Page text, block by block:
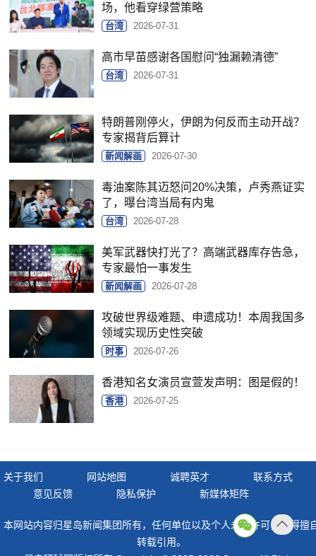
场，他看穿绿营策略
台湾 2026-07-31
高市早苗感谢各国慰问“独漏赖清德”
台湾 2026-07-31
特朗普刚停火，伊朗为何反而主动开战？
专家揭背后算计
新闻解画 2026-07-30
毒油案陈其迈怒问20%决策，卢秀燕证实
了，曝台湾当局有内鬼
台湾 2026-07-28
美军武器快打光了？高端武器库存告急，
专家最怕一事发生
新闻解画 2026-07-28
攻破世界级难题、申遗成功！本周我国多
领域实现历史性突破
时事 2026-07-26
香港知名女演员宣萱发声明：图是假的！
香港 2026-07-25
关于我们 网站地图 诚聘英才
联系方式
意见反馈
隐私保护 新媒体矩阵
本网站内容归星岛新闻集团所有，任何单位以及个人未经许可，不得擅
转载引用。